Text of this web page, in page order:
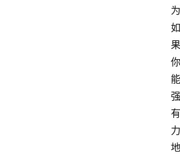
为
如
果
你
能
强
有
力
地